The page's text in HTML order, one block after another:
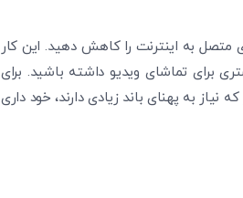
به اینترنت را کاهش دهید. این کار
برای تماشای ویدیو داشته باشید. برای
نیاز به پهنای باند زیادی دارند، خود داری